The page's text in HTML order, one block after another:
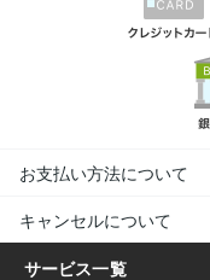
お支払い方法について
キャンセルについて